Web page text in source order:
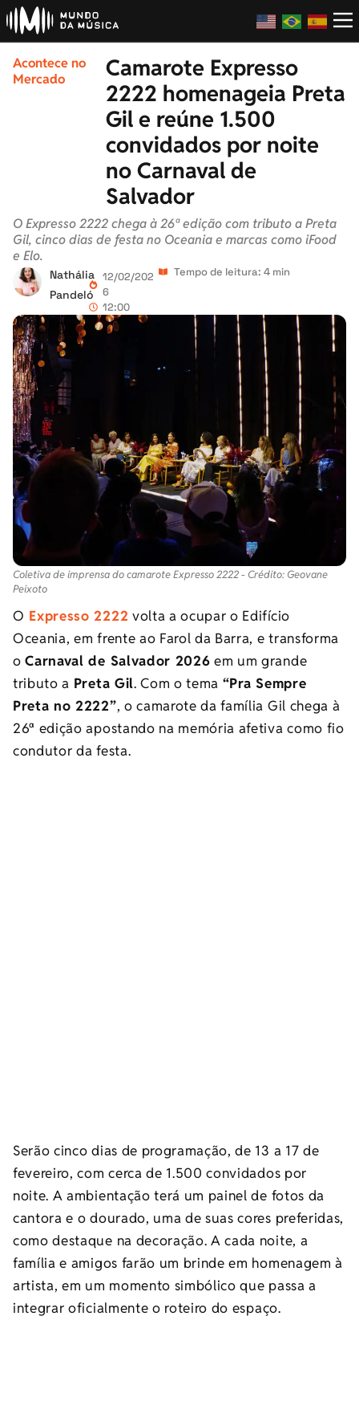
Acontece no
Mercado
Camarote Expresso
2222 homenageia Preta
Gil e reúne 1.500
convidados por noite
no Carnaval de
Salvador
O Expresso 2222 chega à 26ª edição com tributo a Preta
Gil, cinco dias de festa no Oceania e marcas como iFood
e Elo.
Nathália
Pandeló
12/02/202
6
12:00
Tempo de leitura: 4 min
Coletiva de imprensa do camarote Expresso 2222 - Crédito: Geovane
Peixoto
O Expresso 2222 volta a ocupar o Edifício
Oceania, em frente ao Farol da Barra, e transforma
oCarnaval de Salvador 2026 em um grande
tributo a Preta Gil. Com o tema “Pra Sempre
Preta no 2222”, o camarote da família Gil chega à
26ª edição apostando na memória afetiva como fio
condutor da festa.
Serão cinco dias de programação, de 13 a 17 de
fevereiro, com cerca de 1.500 convidados por
noite. A ambientação terá um painel de fotos da
cantora e o dourado, uma de suas cores preferidas,
como destaque na decoração. A cada noite, a
família e amigos farão um brinde em homenagem à
artista, em um momento simbólico que passa a
integrar oficialmente o roteiro do espaço.